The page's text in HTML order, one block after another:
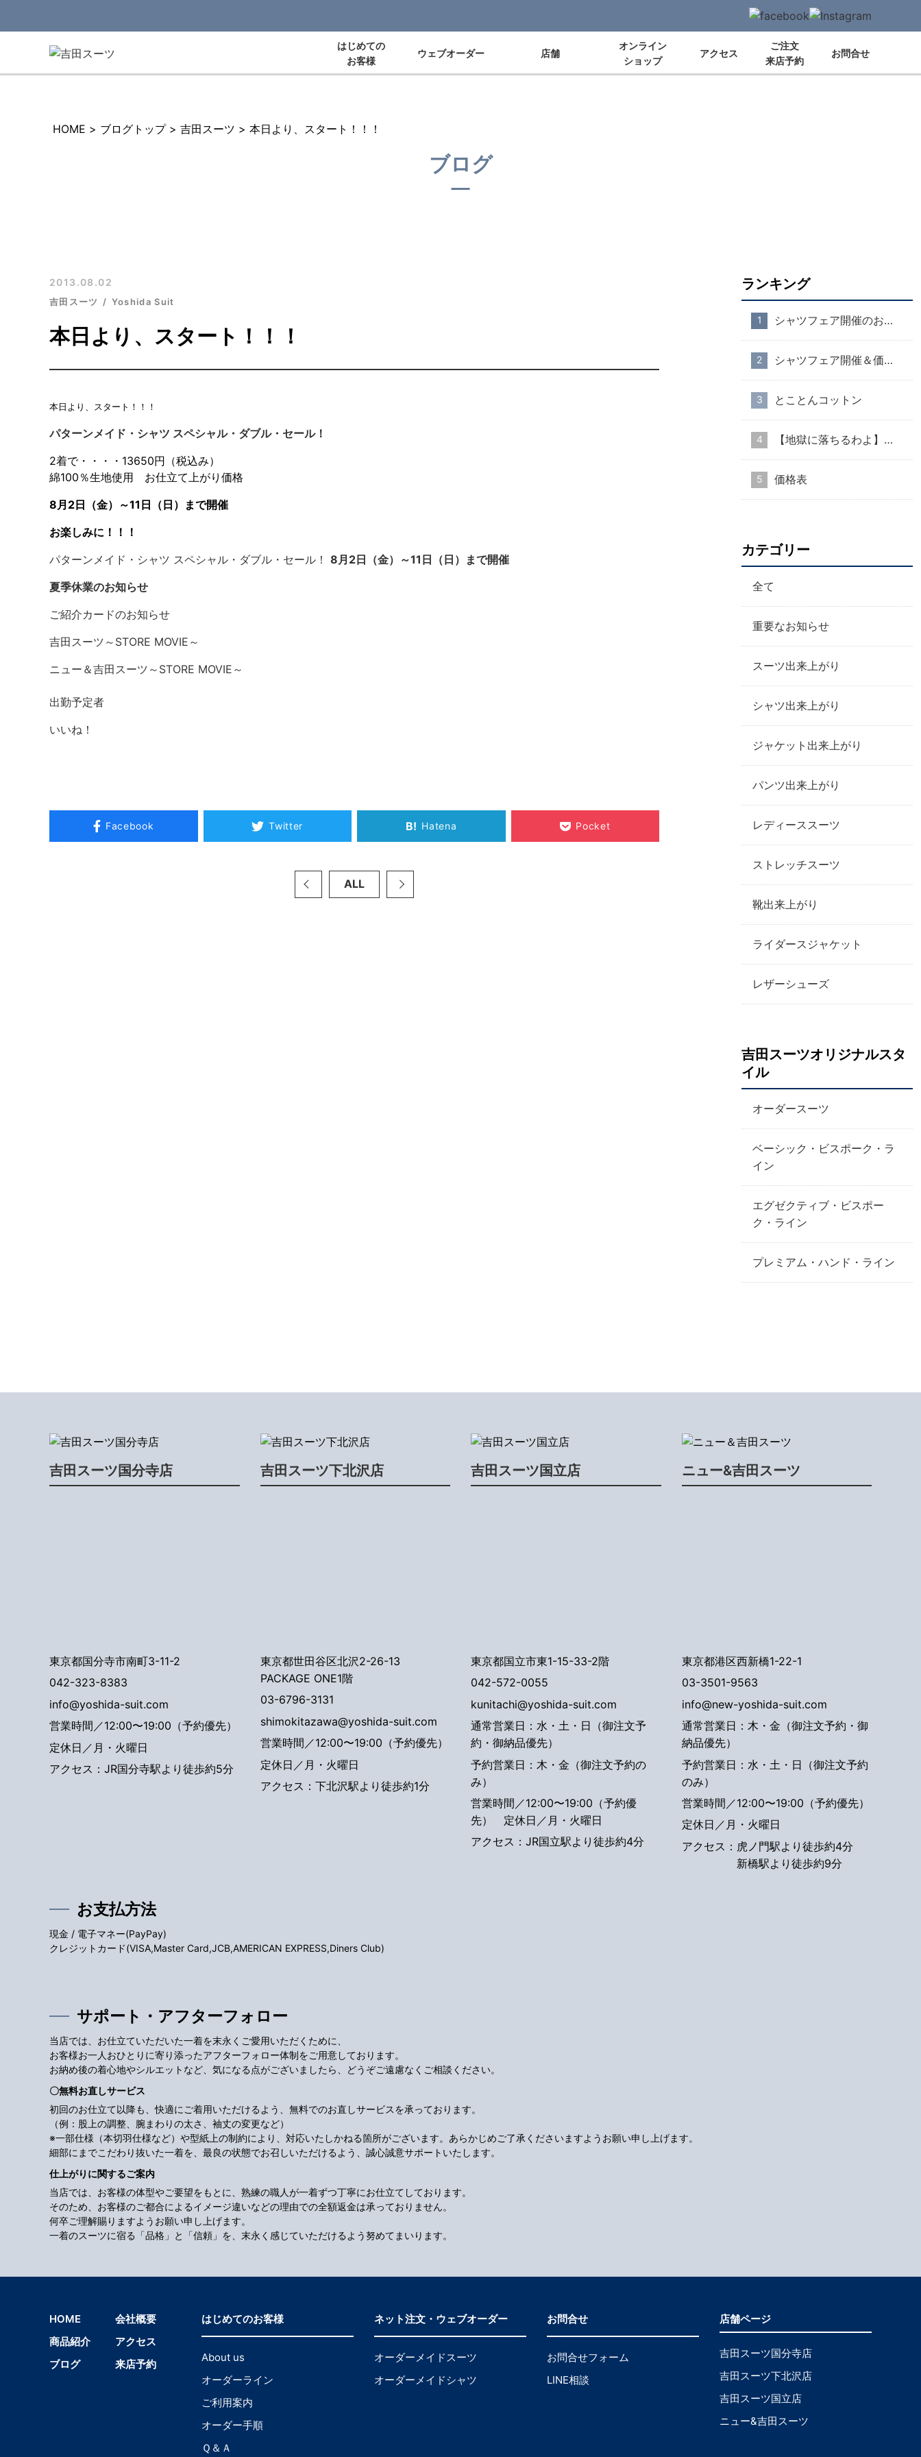
はじめての
お客様
ウェブオーダー 店舗
オンライン
ショップ
アクセス
ご注文
来店予約
お問合せ
HOME > ブログトップ > 吉田スーツ > 本日より、スタート！！！
ブログ
2013.08.02
吉田スーツ Yoshida Suit
本日より、スタート！！！
本日より、スタート！！！
パターンメイド・シャツ スペシャル・ダブル・セール！
2着で・・・・13650円（税込み）
綿100％生地使用 お仕立て上がり価格
8月2日（金）～11日（日）まで開催
お楽しみに！！！
パターンメイド・シャツ スペシャル・ダブル・セール！ 8月2日（金）～11日（日）まで開催
夏季休業のお知らせ
ご紹介カードのお知らせ
吉田スーツ～STORE MOVIE～
ニュー＆吉田スーツ～STORE MOVIE～
出勤予定者
いいね！
Facebook Twitter B! Hatena Pocket
ALL
ランキング
シャツフェア開催のお知らせ
シャツフェア開催＆価格改定のお知らせ
とことんコットン
【地獄に落ちるわよ】衣装協力のお知らせ
価格表
カテゴリー
全て
重要なお知らせ
スーツ出来上がり
シャツ出来上がり
ジャケット出来上がり
パンツ出来上がり
レディーススーツ
ストレッチスーツ
靴出来上がり
ライダースジャケット
レザーシューズ
吉田スーツオリジナルスタ
イル
オーダースーツ
ベーシック・ビスポーク・ラ
イン
エグゼクティブ・ビスポー
ク・ライン
プレミアム・ハンド・ライン
吉田スーツ国分寺店
東京都国分寺市南町3-11-2
042-323-8383
info@yoshida-suit.com
営業時間／12:00〜19:00（予約優先）
定休日／月・火曜日
アクセス：JR国分寺駅より徒歩約5分
吉田スーツ下北沢店
東京都世田谷区北沢2-26-13
PACKAGE ONE1階
03-6796-3131
shimokitazawa@yoshida-suit.com
営業時間／12:00〜19:00（予約優先）
定休日／月・火曜日
アクセス：下北沢駅より徒歩約1分
吉田スーツ国立店
東京都国立市東1-15-33-2階
042-572-0055
kunitachi@yoshida-suit.com
通常営業日：水・土・日（御注文予
約・御納品優先）
予約営業日：木・金（御注文予約の
み）
営業時間／12:00〜19:00（予約優
先） 定休日／月・火曜日
アクセス：JR国立駅より徒歩約4分
ニュー&吉田スーツ
東京都港区西新橋1-22-1
03-3501-9563
info@new-yoshida-suit.com
通常営業日：木・金（御注文予約・御
納品優先）
予約営業日：水・土・日（御注文予約
のみ）
営業時間／12:00〜19:00（予約優先）
定休日／月・火曜日
アクセス： 虎ノ門駅より徒歩約4分
新橋駅より徒歩約9分
お支払方法
現金 / 電子マネー(PayPay)
クレジットカード(VISA,Master Card,JCB,AMERICAN EXPRESS,Diners Club)
サポート・アフターフォロー
当店では、お仕立ていただいた一着を末永くご愛用いただくために、
お客様お一人おひとりに寄り添ったアフターフォロー体制をご用意しております。
お納め後の着心地やシルエットなど、気になる点がございましたら、どうぞご遠慮なくご相談ください。
〇無料お直しサービス
初回のお仕立て以降も、快適にご着用いただけるよう、無料でのお直しサービスを承っております。
（例：股上の調整、腕まわりの太さ、袖丈の変更など）
※一部仕様（本切羽仕様など）や型紙上の制約により、対応いたしかねる箇所がございます。あらかじめご了承くださいますようお願い申し上げます。
細部にまでこだわり抜いた一着を、最良の状態でお召しいただけるよう、誠心誠意サポートいたします。
仕上がりに関するご案内
当店では、お客様の体型やご要望をもとに、熟練の職人が一着ずつ丁寧にお仕立てしております。
そのため、お客様のご都合によるイメージ違いなどの理由での全額返金は承っておりません。
何卒ご理解賜りますようお願い申し上げます。
一着のスーツに宿る「品格」と「信頼」を、末永く感じていただけるよう努めてまいります。
HOME
商品紹介
ブログ
会社概要
アクセス
来店予約
はじめてのお客様
About us
オーダーライン
ご利用案内
オーダー手順
Ｑ＆Ａ
ネット注文・ウェブオーダー
オーダーメイドスーツ
オーダーメイドシャツ
お問合せ
お問合せフォーム
LINE相談
店舗ページ
吉田スーツ国分寺店
吉田スーツ下北沢店
吉田スーツ国立店
ニュー&吉田スーツ